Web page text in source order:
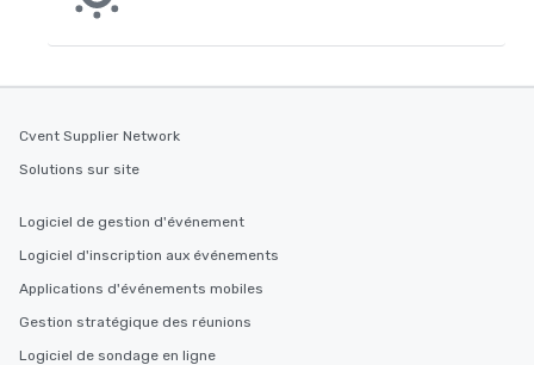
Cvent Supplier Network
Solutions sur site
Logiciel de gestion d'événement
Logiciel d'inscription aux événements
Applications d'événements mobiles
Gestion stratégique des réunions
Logiciel de sondage en ligne